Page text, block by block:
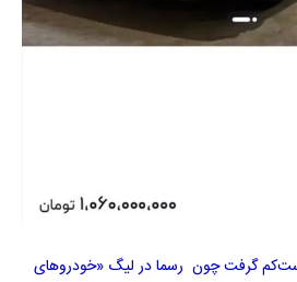
گرفت چون رسما در لیگ «خودروهای